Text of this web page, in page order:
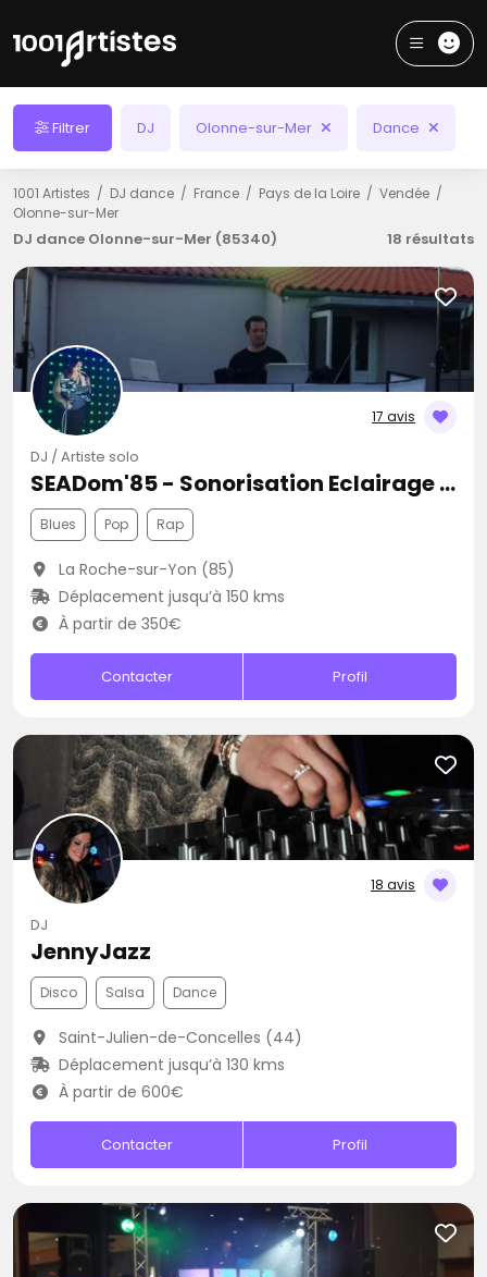
Filtrer DJ Olonne-sur-Mer Dance
1001 Artistes DJ dance France Pays de la Loire
Vendée
Olonne-sur-Mer
DJ dance Olonne-sur-Mer (85340) 18 résultats
17 avis
DJ / Artiste solo
SEADom'85 - Sonorisation Eclairage et Animation d'événements
Blues Pop Rap
La Roche-sur-Yon (85)
Déplacement jusqu’à 150 kms
À partir de 350€
Contacter Profil
18 avis
DJ
JennyJazz
Disco Salsa Dance
Saint-Julien-de-Concelles (44)
Déplacement jusqu’à 130 kms
À partir de 600€
Contacter Profil